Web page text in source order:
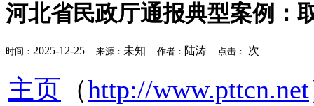
河北省民政厅通报典型案例：
时间： 2025-12-25 来源： 未知 作者： 陆涛 点击： 次
主页 （http://www.pttcn.net